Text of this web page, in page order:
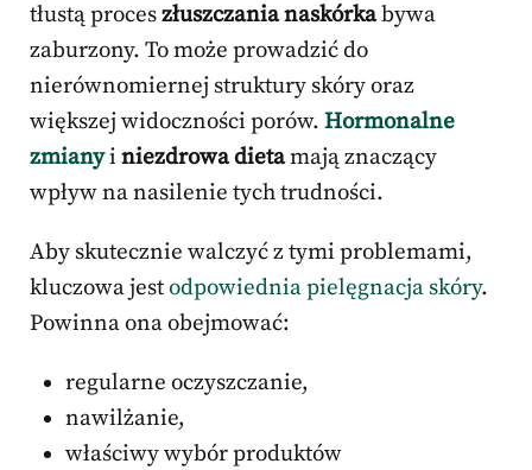
tłustą proceszłuszczania naskórkabywa
zaburzony. To może prowadzić do
nierównomiernej struktury skóry oraz
większej widoczności porów. Hormonalne
zmianyi niezdrowa dietamają znaczący
wpływ na nasilenie tych trudności.
Aby skutecznie walczyć z tymi problemami,
kluczowa jestodpowiednia pielęgnacja skóry.
Powinna ona obejmować:
regularne oczyszczanie,
nawilżanie,
właściwy wybór produktów